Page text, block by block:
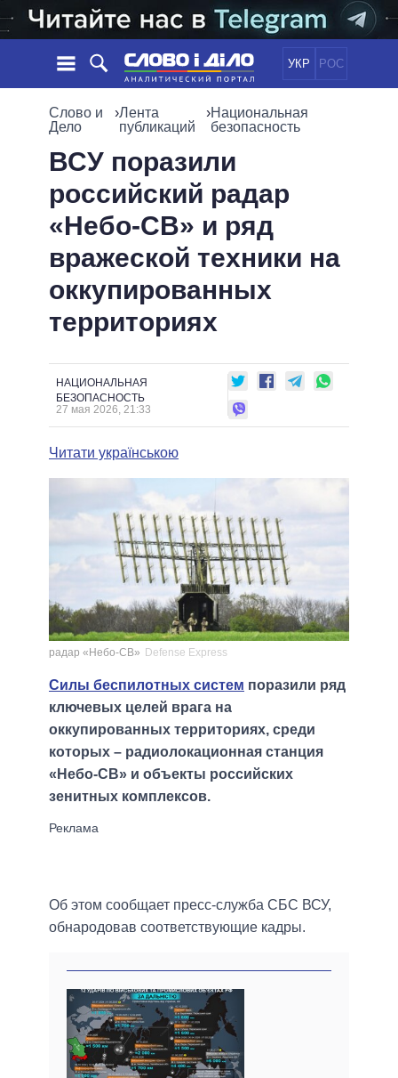
УКР РОС
НОВОСТИ
ЛЕНТА
СТАТЬИ
МНЕНИЯ
ОБЗОРЫ
ДАЙДЖЕСТЫ
ОБЩЕСТВО
МИР
ПОЛИТИКИ
ВСЕ ПОЛИТИКИ
ПРЕЗИДЕНТ И ОФИС
ВЕРХОВНАЯ РАДА
КАБИНЕТ МИНИСТРОВ
ГЛАВЫ ОБЛАДМИНИСТРАЦИЙ
МЭРЫ
ВСЕ ПЕРСОНЫ
ИНФОГРАФИКА
ВИДЕО
Слово и
Дело
›Лента
публикаций
›Национальная
безопасность
ВСУ поразили
российский радар
«Небо-СВ» и ряд
вражеской техники на
оккупированных
территориях
НАЦИОНАЛЬНАЯ
БЕЗОПАСНОСТЬ
27 мая 2026, 21:33
Читати українською
радар «Небо-СВ» Defense Express
Силы беспилотных систем поразили ряд
ключевых целей врага на
оккупированных территориях, среди
которых – радиолокационная станция
«Небо-СВ» и объекты российских
зенитных комплексов.
Об этом сообщает пресс-служба СБС ВСУ,
обнародовав соответствующие кадры.